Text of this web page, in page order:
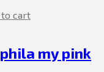
to cart
my pink